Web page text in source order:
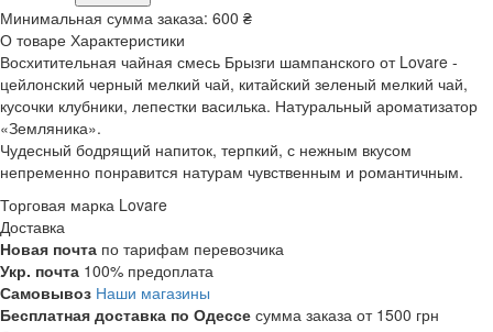
Минимальная сумма заказа: 600 ₴
О товаре Характеристики
Восхитительная чайная смесь Брызги шампанского от Lovare -
цейлонский черный мелкий чай, китайский зеленый мелкий чай,
кусочки клубники, лепестки василька. Натуральный ароматизатор
«Земляника».
Чудесный бодрящий напиток, терпкий, с нежным вкусом
непременно понравится натурам чувственным и романтичным.
Торговая марка Lovare
Доставка
Новая почта по тарифам перевозчика
Укр. почта 100% предоплата
Самовывоз Наши магазины
Бесплатная доставка по Одессе сумма заказа от 1500 грн